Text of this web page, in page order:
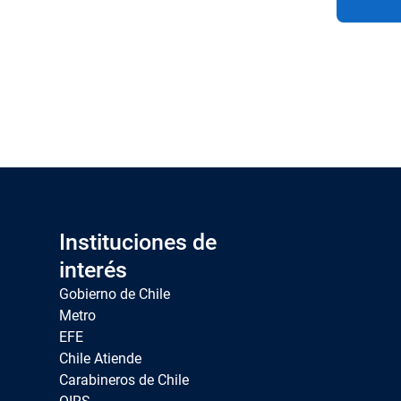
Instituciones de
interés
Gobierno de Chile
Metro
EFE
Chile Atiende
Carabineros de Chile